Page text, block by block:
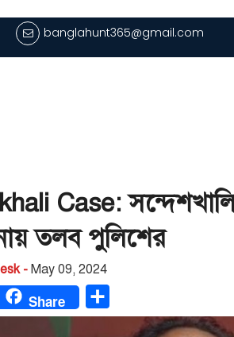
banglahunt365@gmail.com
Case:
তলব পুলিশের
- May 09, 2024
Share